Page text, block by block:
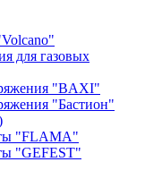
для газовых
"BAXI"
"Бастион"
"FLAMA"
"GEFEST"